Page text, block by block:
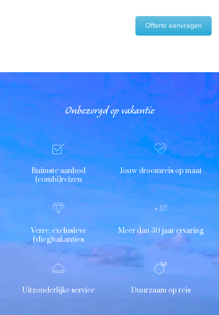
Offerte aanvragen
Onbezorgd op vakantie
Ruimste aanbod
(combi)reizen
Jouw droomreis op maat
Verre, exclusieve
(vlieg)vakanties
Meer dan 30 jaar ervaring
Uitzonderlijke service Duurzaam op reis